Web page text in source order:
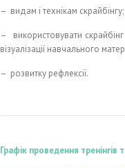
– видам і технікам скрайбінгу;
– використовувати
візуалізації навчального
– розвитку рефлексії.
Графік проведення